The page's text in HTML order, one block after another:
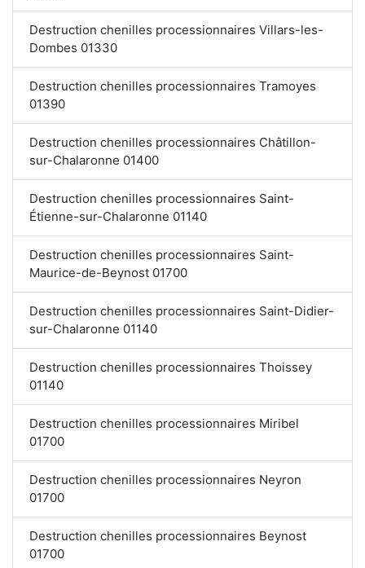
Destruction chenilles processionnaires Villars-les-
Dombes 01330
Destruction chenilles processionnaires Tramoyes
01390
Destruction chenilles processionnaires Châtillon-
sur-Chalaronne 01400
Destruction chenilles processionnaires Saint-
Étienne-sur-Chalaronne 01140
Destruction chenilles processionnaires Saint-
Maurice-de-Beynost 01700
Destruction chenilles processionnaires Saint-Didier-
sur-Chalaronne 01140
Destruction chenilles processionnaires Thoissey
01140
Destruction chenilles processionnaires Miribel
01700
Destruction chenilles processionnaires Neyron
01700
Destruction chenilles processionnaires Beynost
01700